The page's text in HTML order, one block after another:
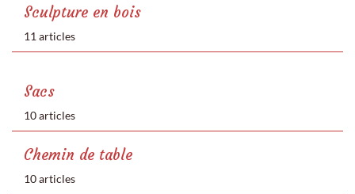
Sculpture en bois
11 articles
Sacs
10 articles
Chemin de table
10 articles